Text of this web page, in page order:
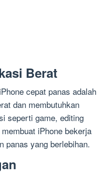
Berat
cepat panas adalah
dan membutuhkan
seperti game, editing
iPhone bekerja
panas yang berlebihan.